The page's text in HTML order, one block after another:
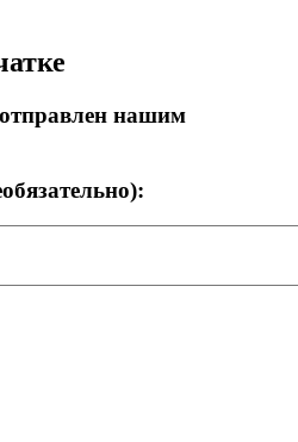
нашим